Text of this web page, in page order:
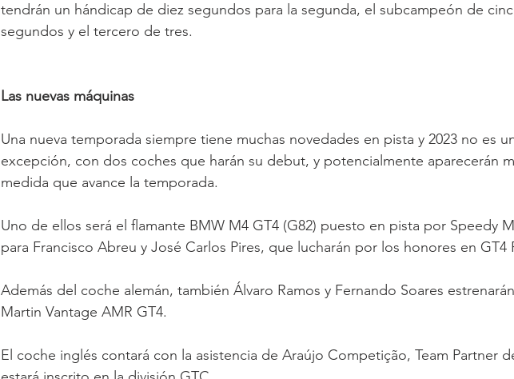
tendrán un hándicap de diez segundos para la segunda, el subcampeón de
segundos y el tercero de tres.
Las nuevas máquinas
Una nueva temporada siempre tiene muchas novedades en pista y 2023 no es
excepción, con dos coches que harán su debut, y potencialmente aparecerán
medida que avance la temporada.
Uno de ellos será el flamante BMW M4 GT4 (G82) puesto en pista por Speedy
para Francisco Abreu y José Carlos Pires, que lucharán por los honores en GT4
Además del coche alemán, también Álvaro Ramos y Fernando Soares
Martin Vantage AMR GT4.
El coche inglés contará con la asistencia de Araújo Competição, Team Partner